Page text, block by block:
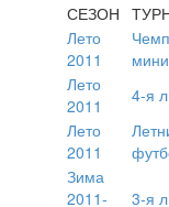
СЕЗОН
Лето
2011
Лето
2011
4-я
Лето
2011
Зима
2011-
3-я